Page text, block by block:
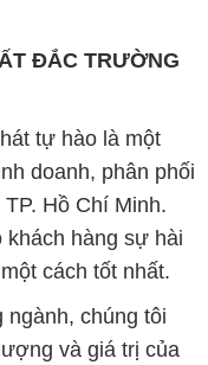
ĐẮC TRƯỜNG
tự hào là một
doanh, phân phối
Hồ Chí Minh.
khách hàng sự hài
cách tốt nhất.
ngành, chúng tôi
và giá trị của